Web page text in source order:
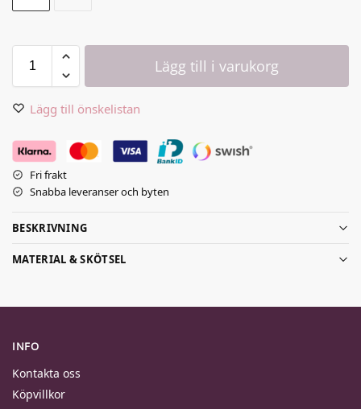
Lägg till i varukorg
Lägg till önskelistan
Fri frakt
Snabba leveranser och byten
BESKRIVNING
MATERIAL & SKÖTSEL
INFO
Kontakta oss
Köpvillkor